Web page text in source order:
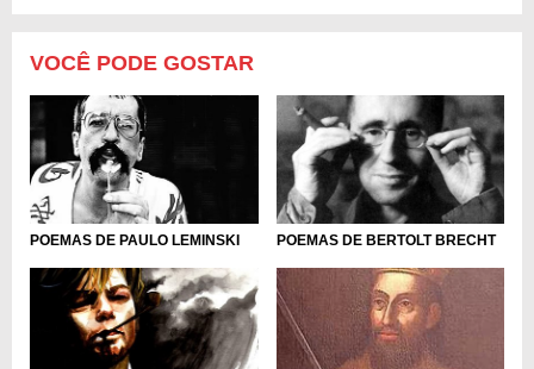
VOCÊ PODE GOSTAR
POEMAS DE PAULO LEMINSKI POEMAS DE BERTOLT BRECHT